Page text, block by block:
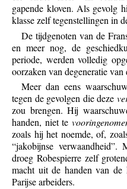
gapende kloven. Als gevolg
klasse zelf tegenstellingen in
De tijdgenoten van de
en meer nog, de
periode, werden volledig
oorzaken van degeneratie
Meer dan eens
tegen de gevolgen die deze
zou brengen. Hij
handen, niet te
zoals hij het noemde, of,
“jakobijnse
droeg Robespierre zelf
macht uit de handen van de
Parijse arbeiders.